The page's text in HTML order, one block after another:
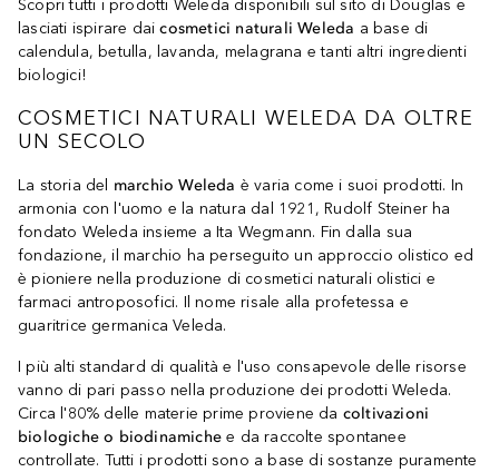
Scopri tutti i prodotti Weleda disponibili sul sito di Douglas e
lasciati ispirare daicosmetici naturali Weleda a base di
calendula, betulla, lavanda, melagrana e tanti altri ingredienti
biologici!
COSMETICI NATURALI WELEDA DA OLTRE
UN SECOLO
La storia del marchio Weleda è varia come i suoi prodotti. In
armonia con l'uomo e la natura dal 1921, Rudolf Steiner ha
fondato Weleda insieme a Ita Wegmann. Fin dalla sua
fondazione, il marchio ha perseguito un approccio olistico ed
è pioniere nella produzione di cosmetici naturali olistici e
farmaci antroposofici. Il nome risale alla profetessa e
guaritrice germanica Veleda.
I più alti standard di qualità e l'uso consapevole delle risorse
vanno di pari passo nella produzione dei prodotti Weleda.
Circa l'80% delle materie prime proviene da coltivazioni
biologiche o biodinamiche e da raccolte spontanee
controllate. Tutti i prodotti sono a base di sostanze puramente